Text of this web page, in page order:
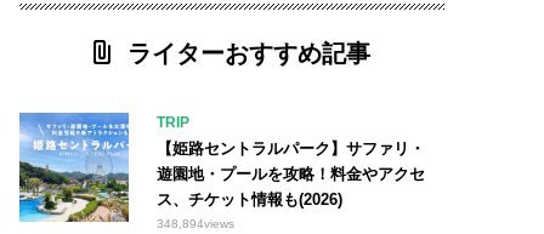
#○○専門店 462
佐用町
ライターおすすめ記事
TRIP
【姫路セントラルパーク】サファリ・
遊園地・プールを攻略！料金やアクセ
ス、チケット情報も(2026)
348,894views